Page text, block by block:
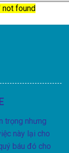
not found
trọng nhưng
này lại cho
báu đó cho